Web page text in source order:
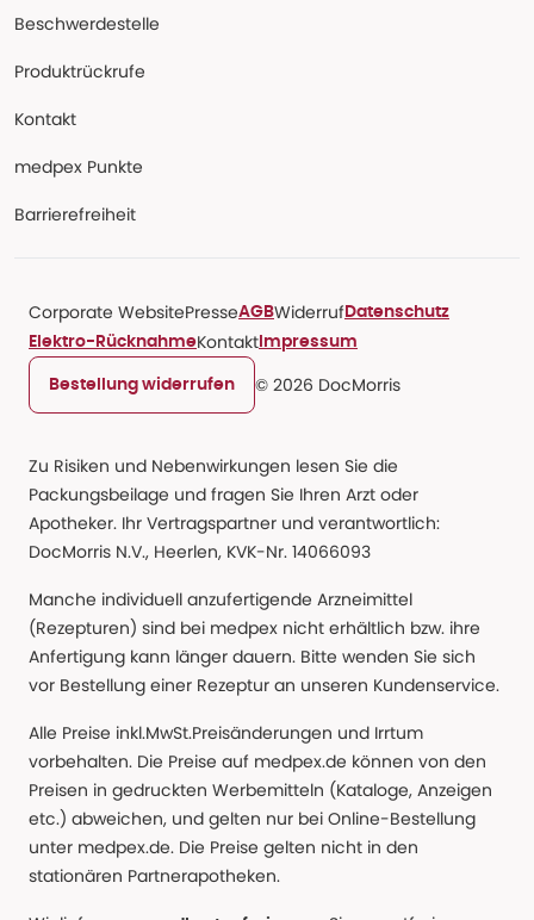
Beschwerdestelle
Produktrückrufe
Kontakt
medpex Punkte
Barrierefreiheit
Corporate WebsitePresseAGBWiderruf Datenschutz
Elektro-RücknahmeKontakt Impressum
Bestellung widerrufen © 2026 DocMorris
Zu Risiken und Nebenwirkungen lesen Sie die
Packungsbeilage und fragen Sie Ihren Arzt oder
Apotheker. Ihr Vertragspartner und verantwortlich:
DocMorris N.V., Heerlen, KVK-Nr. 14066093
Manche individuell anzufertigende Arzneimittel
(Rezepturen) sind bei medpex nicht erhältlich bzw. ihre
Anfertigung kann länger dauern. Bitte wenden Sie sich
vor Bestellung einer Rezeptur an unseren Kundenservice.
Alle Preise inkl.MwSt.Preisänderungen und Irrtum
vorbehalten. Die Preise auf medpex.de können von den
Preisen in gedruckten Werbemitteln (Kataloge, Anzeigen
etc.) abweichen, und gelten nur bei Online-Bestellung
unter medpex.de. Die Preise gelten nicht in den
stationären Partnerapotheken.